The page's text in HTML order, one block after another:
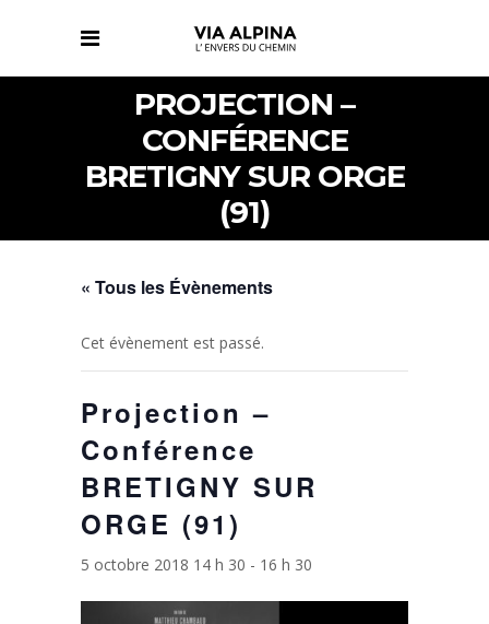
PROJECTION –
CONFÉRENCE
BRETIGNY SUR ORGE
(91)
« Tous les Évènements
Cet évènement est passé.
Projection –
Conférence
BRETIGNY SUR
ORGE (91)
5 octobre 2018 14 h 30 - 16 h 30